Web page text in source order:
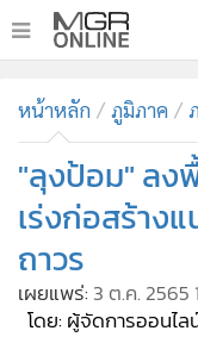
ทันเหตุการณ์
• ภาคใต้
ภูมิภาค
• บันเทิง
ผู้จัดการรายวัน
หน้าหลัก ภูมิภาค
"ลุงป้อม" ลง
เร่งก่อสร้าง
ถาวร
เผยแพร่: 3 ต.ค. 2565
โดย: ผู้จัดการออนไล